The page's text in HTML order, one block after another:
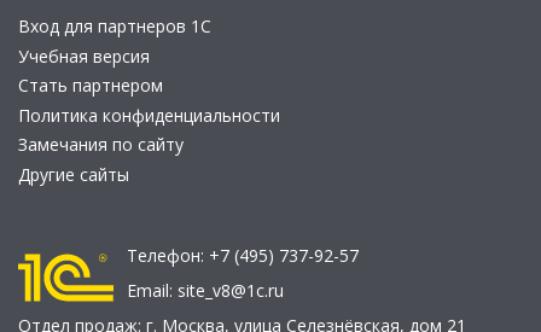
Вход для партнеров 1С
Учебная версия
Стать партнером
Политика конфиденциальности
Замечания по сайту
Другие сайты
Телефон: +7 (495) 737-92-57
Email: site_v8@1c.ru
Отдел продаж: г. Москва, улица Селезнёвская, дом 21